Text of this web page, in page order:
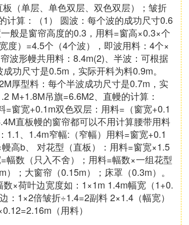
（单层、单色双层、双色双层）；皱折
计算：（1） 圆波：每个波的成功尺寸0.6
般是窗帘高度的0.3，用料=窗高×0.3×个
度）=4.5个（4个波），即波用料：4个×
波形幔共用料：8.4m(2)、半波：可根据
功尺寸是0.5m，实际开料为料0.9m。
厚型料：每个半波成功尺寸是0.7m，实
M+1.8M吊旗=6.6M2、直幔的计算：
=窗宽+0.1m双色双层：用料=（窗宽+0.1
直板幔的窗帘都可以不用计算腰带用料
1.1、1.4m窄幅:（窄幅）用料=窗宽+0.1
高b、 对花型（直板）：用料=窗宽×1.5
数（只入不舍）；用料=幅数×一组花型
；大窗帘（0.15m）；床罩（0.3m）。
×荷叶边宽度如：1×1m 1.4m幅宽（1+0.
1×2倍皱折÷1.4=2副料 2×1.4（幅宽）
（用料）